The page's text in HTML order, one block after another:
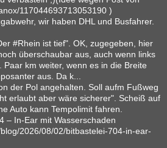
117044693713053190 )
wir haben DHL und Busfahrer.
#Rhein ist tief". OK, zugegeben, hier
überschaubar aus, auch wenn links
km weiter, wenn es in die Breite
aus. Da k...
der Pol angehalten. Soll aufm Fußweg
erlaubt aber wäre sicherer". Scheiß auf
Auto kann Tempolimit fahren.
– In-Ear mit Wasserschaden
2026/08/02/bitbastelei-704-in-ear-